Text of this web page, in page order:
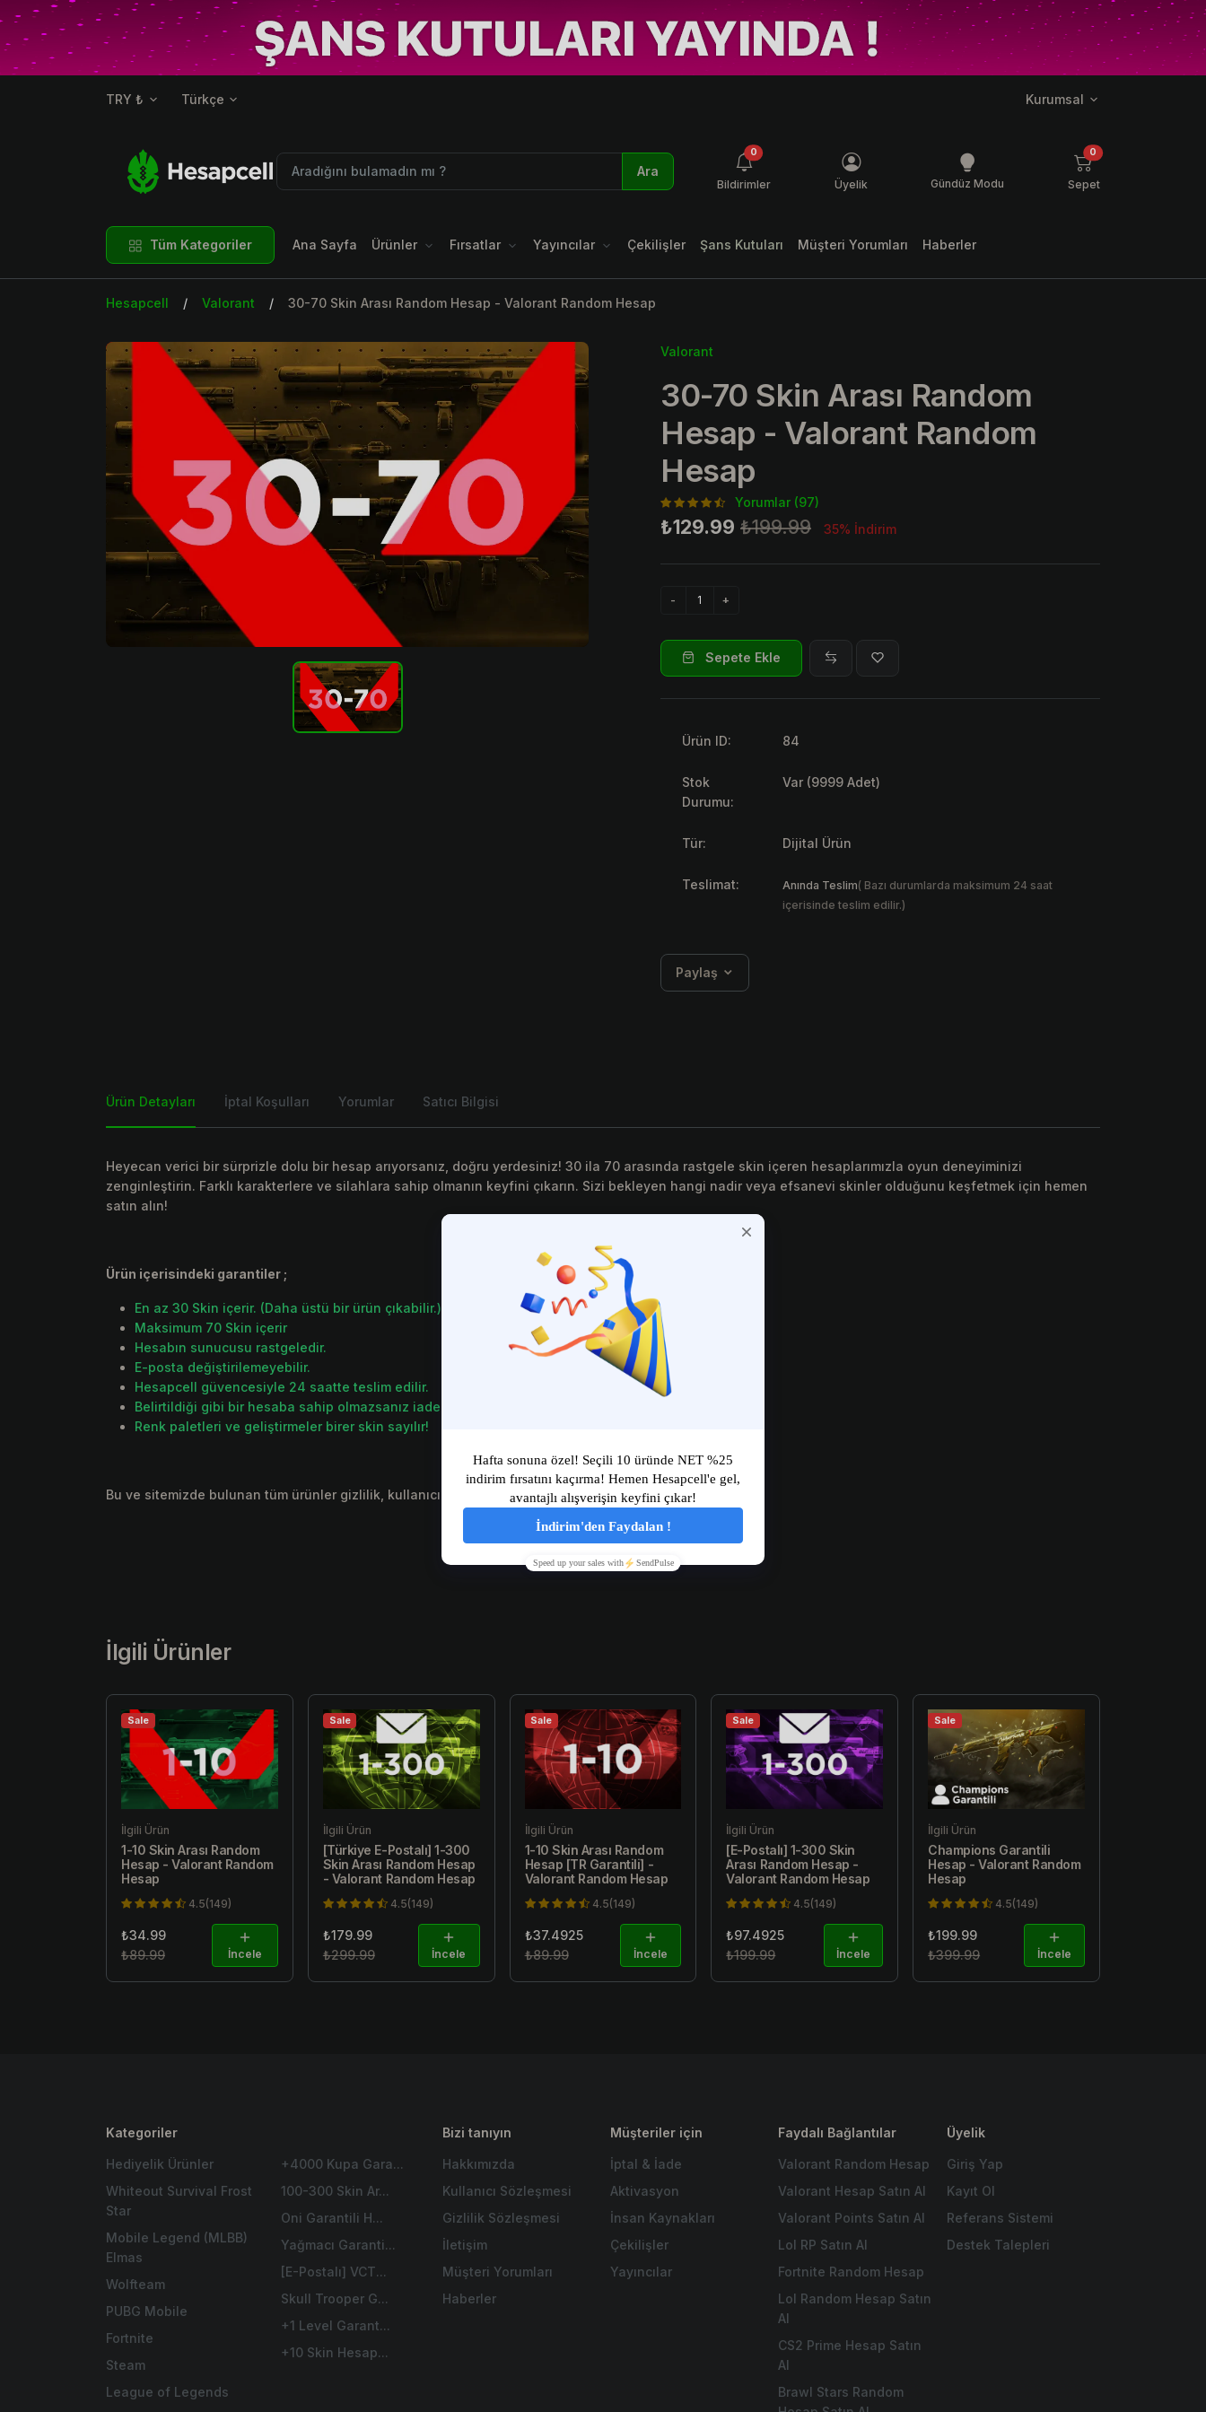
TRY ₺ Türkçe Kurumsal
Ara
0okunmamış mesaj
Bildirimler Üyelik Gündüz Modu
0 ürün
Sepet
Tüm Kategoriler Ana Sayfa Ürünler Fırsatlar Yayıncılar Çekilişler Şans Kutuları Müşteri Yorumları Haberler
Hesapcell Valorant 30-70 Skin Arası Random Hesap - Valorant Random Hesap
Valorant
30-70 Skin Arası Random
Hesap - Valorant Random
Hesap
Yorumlar (97)
₺129.99 ₺199.99 35% İndirim
Sepete Ekle
Ürün ID: 84
Stok
Durumu:
Var (9999 Adet)
Tür: Dijital Ürün
Teslimat: Anında Teslim( Bazı durumlarda maksimum 24 saat
içerisinde teslim edilir.)
Paylaş
Ürün Detayları İptal Koşulları Yorumlar Satıcı Bilgisi
Heyecan verici bir sürprizle dolu bir hesap arıyorsanız, doğru yerdesiniz! 30 ila 70 arasında rastgele skin içeren hesaplarımızla oyun deneyiminizi
zenginleştirin. Farklı karakterlere ve silahlara sahip olmanın keyfini çıkarın. Sizi bekleyen hangi nadir veya efsanevi skinler olduğunu keşfetmek için hemen
satın alın!
Ürün içerisindeki garantiler ;
En az 30 Skin içerir. (Daha üstü bir ürün çıkabilir.)
Maksimum 70 Skin içerir
Hesabın sunucusu rastgeledir.
E-posta değiştirilemeyebilir.
Hesapcell güvencesiyle 24 saatte teslim edilir.
Belirtildiği gibi bir hesaba sahip olmazsanız iade veya değişim garantisi
Renk paletleri ve geliştirmeler birer skin sayılır!
Bu ve sitemizde bulunan tüm ürünler gizlilik, kullanıcı ve diğer tüm sözleşmelerimizi içermektedir.
İlgili Ürünler
Sale
İlgili Ürün
1-10 Skin Arası Random
Hesap - Valorant Random
Hesap
4.5(149)
₺34.99
₺89.99
İncele
Sale
İlgili Ürün
[Türkiye E-Postalı] 1-300
Skin Arası Random Hesap
- Valorant Random Hesap
4.5(149)
₺179.99
₺299.99
İncele
Sale
İlgili Ürün
1-10 Skin Arası Random
Hesap [TR Garantili] -
Valorant Random Hesap
4.5(149)
₺37.4925
₺89.99
İncele
Sale
İlgili Ürün
[E-Postalı] 1-300 Skin
Arası Random Hesap -
Valorant Random Hesap
4.5(149)
₺97.4925
₺199.99
İncele
Sale
İlgili Ürün
Champions Garantili
Hesap - Valorant Random
Hesap
4.5(149)
₺199.99
₺399.99
İncele
Kategoriler
Hediyelik Ürünler
Whiteout Survival Frost
Star
Mobile Legend (MLBB)
Elmas
Wolfteam
PUBG Mobile
Fortnite
Steam
League of Legends
+4000 Kupa Gara...
100-300 Skin Ar...
Oni Garantili H...
Yağmacı Garanti...
[E-Postalı] VCT...
Skull Trooper G...
+1 Level Garant...
+10 Skin Hesap...
Bizi tanıyın
Hakkımızda
Kullanıcı Sözleşmesi
Gizlilik Sözleşmesi
İletişim
Müşteri Yorumları
Haberler
Müşteriler için
İptal & İade
Aktivasyon
İnsan Kaynakları
Çekilişler
Yayıncılar
Faydalı Bağlantılar
Valorant Random Hesap
Valorant Hesap Satın Al
Valorant Points Satın Al
Lol RP Satın Al
Fortnite Random Hesap
Lol Random Hesap Satın
Al
CS2 Prime Hesap Satın
Al
Brawl Stars Random
Üyelik
Giriş Yap
Kayıt Ol
Referans Sistemi
Destek Talepleri